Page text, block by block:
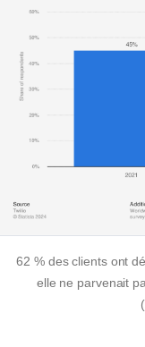
62 % des clients ont
elle ne parvenait